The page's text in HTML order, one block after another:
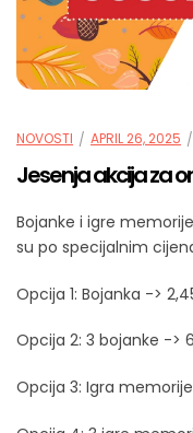
NOVOSTI APRIL 26, 2025
Jesenja akcija za
Bojanke i igre
su po specijalnim
Opcija 1: Bojanka ->
Opcija 2: 3 bojanke ->
Opcija 3: Igra